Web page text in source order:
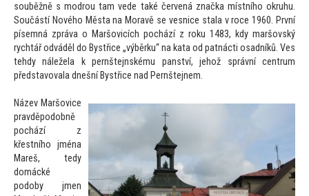
souběžně s modrou tam vede také červená značka místního okruhu.
Součástí Nového Města na Moravě se vesnice stala v roce 1960. První
písemná zpráva o Maršovicích pochází z roku 1483, kdy maršovský
rychtář odváděl do Bystřice „výběrku“ na kata od patnácti osadníků. Ves
tehdy náležela k pernštejnskému panství, jehož správní centrum
představovala dnešní Bystřice nad Pernštejnem.
Název Maršovice
pravděpodobně
pochází z
křestního jména
Mareš, tedy
domácké
podoby jmen